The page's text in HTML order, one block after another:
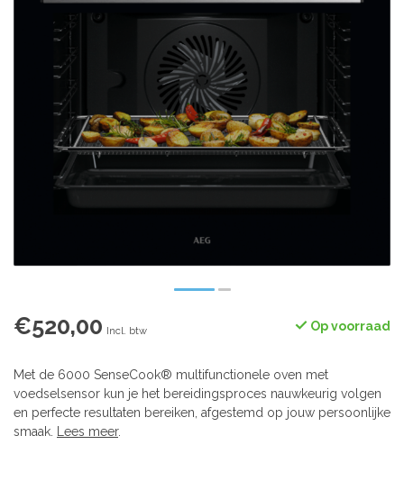
€520,00 Incl. btw Op voorraad
Met de 6000 SenseCook® multifunctionele oven met
voedselsensor kun je het bereidingsproces nauwkeurig volgen
en perfecte resultaten bereiken, afgestemd op jouw persoonlijke
smaak. Lees meer.